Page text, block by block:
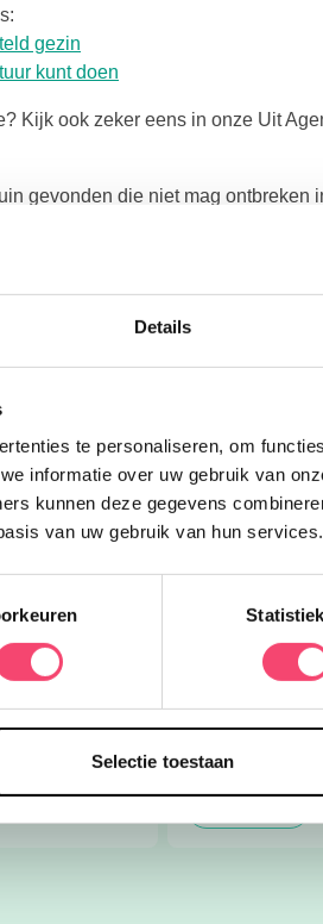
Details
te personaliseren, om
informatie over uw gebruik van
kunnen deze gegevens
van uw gebruik van hun services.
Selectie toestaan
gezin
kunt doen
Kijk ook zeker eens in onze Uit
gevonden die niet mag ontbreken
Lees ook:
in ’t Gooi
zijn de
is er zoveel te
We hebben
voor je op een
Toren
uniek
Beklim de toren
Naarden en
Johannes!